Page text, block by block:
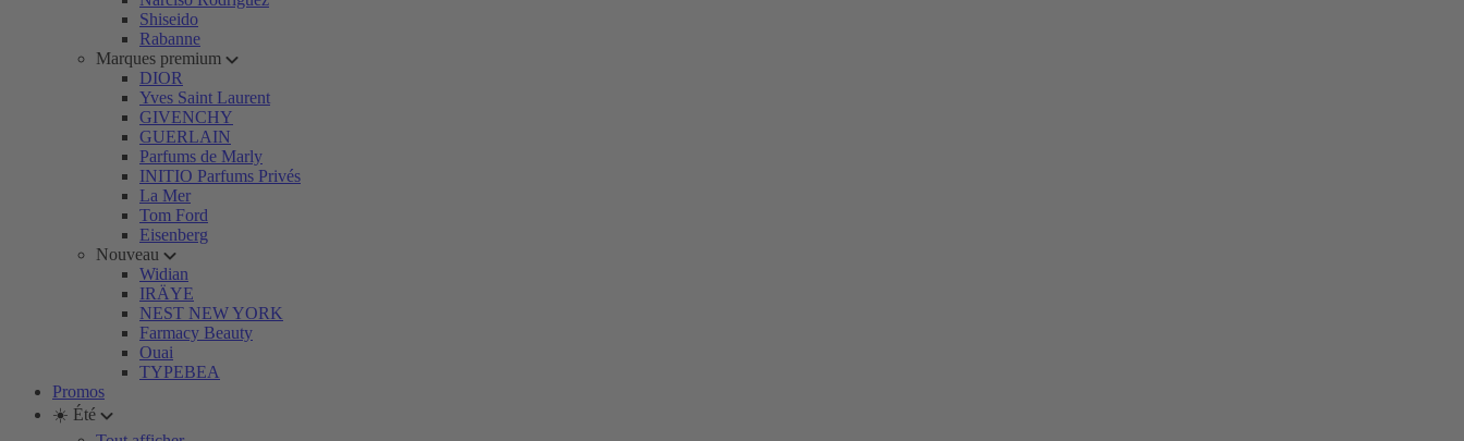
Shiseido
Rabanne
Marques premium
DIOR
Yves Saint Laurent
GIVENCHY
GUERLAIN
Parfums de Marly
INITIO Parfums Privés
La Mer
Tom Ford
Eisenberg
Nouveau
Widian
IRÄYE
NEST NEW YORK
Farmacy Beauty
Ouai
TYPEBEA
Promos
☀️ Été